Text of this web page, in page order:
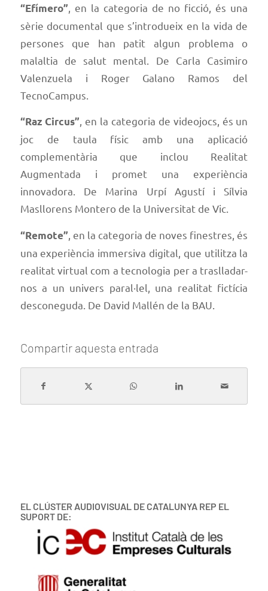
“Efímero” , en la categoria de no ficció, és una
sèrie documental que s’introdueix en la vida de
persones que han patit algun problema o
malaltia de salut mental. De Carla Casimiro
Valenzuela i Roger Galano Ramos del
TecnoCampus.
“Raz Circus” , en la categoria de videojocs, és un
joc de taula físic amb una aplicació
complementària que inclou Realitat
Augmentada i promet una experiència
innovadora. De Marina Urpí Agustí i Sílvia
Masllorens Montero de la Universitat de Vic.
“Remote” , en la categoria de noves finestres, és
una experiència immersiva digital, que utilitza la
realitat virtual com a tecnologia per a traslladar-
nos a un univers paral·lel, una realitat fictícia
desconeguda. De David Mallén de la BAU.
Compartir aquesta entrada
EL CLÚSTER AUDIOVISUAL DE CATALUNYA REP EL
SUPORT DE: